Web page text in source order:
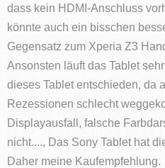
dass kein HDMI-Anschluss
könnte auch ein bisschen
Gegensatz zum Xperia Z3
Ansonsten läuft das Tablet
dieses Tablet entschieden, da
Rezessionen schlecht
Displayausfall, falsche
nicht...., Das Sony Tablet hat
Daher meine Kaufempfehlung.